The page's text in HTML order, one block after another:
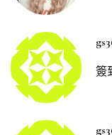
簽